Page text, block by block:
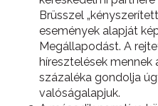
Brüsszel
események alapját
Megállapodást. A
híresztelések mennek
százaléka gondolja
valóságalapjuk.